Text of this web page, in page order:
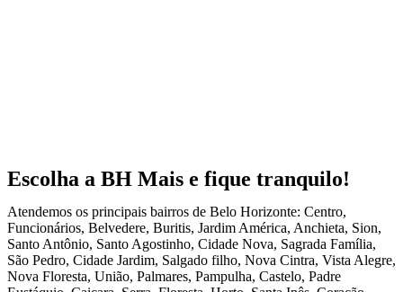
Escolha a BH Mais e fique tranquilo!
Atendemos os principais bairros de Belo Horizonte: Centro,
Funcionários, Belvedere, Buritis, Jardim América, Anchieta, Sion,
Santo Antônio, Santo Agostinho, Cidade Nova, Sagrada Família,
São Pedro, Cidade Jardim, Salgado filho, Nova Cintra, Vista Alegre,
Nova Floresta, União, Palmares, Pampulha, Castelo, Padre